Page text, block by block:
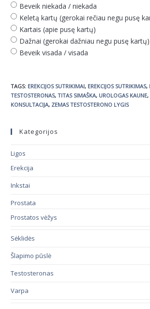
Beveik niekada / niekada
Keletą kartų (gerokai rečiau negu pusę
Kartais (apie pusę kartų)
Dažnai (gerokai dažniau negu pusę kartų)
Beveik visada / visada
TAGS: EREKCIJOS SUTRIKIMAI, EREKCIJOS SUTRIKIMAS,
TESTOSTERONAS, TITAS SIMAŠKA, UROLOGAS KAUNE,
KONSULTACIJA, ZEMAS TESTOSTERONO LYGIS
Kategorijos
Ligos
Erekcija
Inkstai
Prostata
Prostatos vėžys
Sėklidės
Šlapimo pūslė
Testosteronas
Varpa